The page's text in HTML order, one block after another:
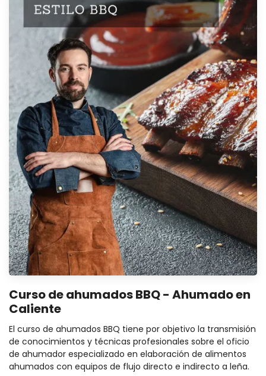
Curso de ahumados BBQ - Ahumado en
Caliente
El curso de ahumados BBQ tiene por objetivo la transmisión
de conocimientos y técnicas profesionales sobre el oficio
de ahumador especializado en elaboración de alimentos
ahumados con equipos de flujo directo e indirecto a leña.